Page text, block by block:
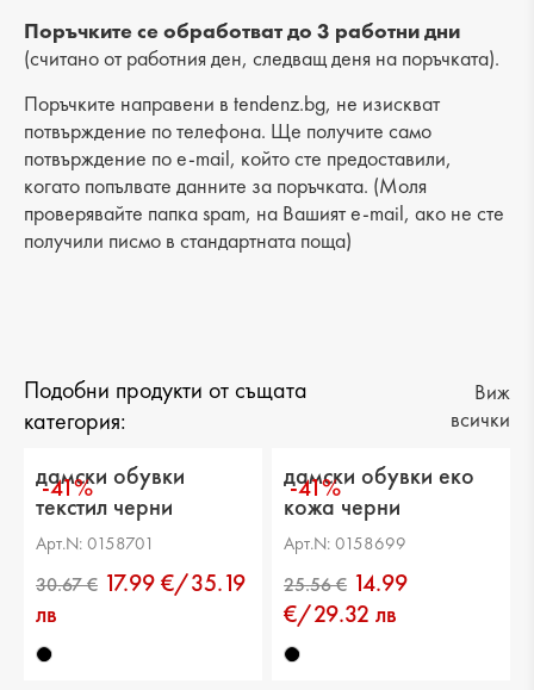
Височина на платформата : -
Разстояние от петата до горната част: 6 cm
Обиколка на прасеца: -
Поръчките се обработват до 3 работни дни
(считано от работния ден, следващ деня на поръчката).
Поръчките направени в tendenz.bg, не изискват
потвърждение по телефона. Ще получите само
потвърждение по e-mail, който сте предоставили,
когато попълвате данните за поръчката. (Моля
проверявайте папка spam, на Вашият e-mail, ако не сте
получили писмо в стандартната поща)
Подобни продукти от същата
категория:
Виж
всички
-41%
дамски обувки
текстил черни
Арт.N: 0158701
17.99 €/35.19
лв
-41%
дамски обувки еко
кожа черни
Арт.N: 0158699
14.99
€/29.32 лв